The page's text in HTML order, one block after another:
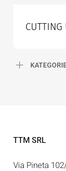
CUTTING
TTM SRL
Via Pineta